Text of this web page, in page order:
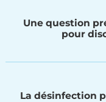
Une question
pour
La désinfection